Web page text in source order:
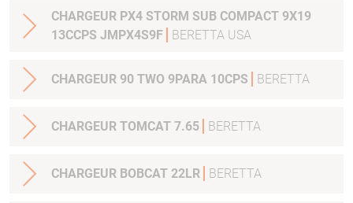
CHARGEUR PX4 STORM SUB COMPACT 9X19
13CCPS JMPX4S9F
BERETTA USA
CHARGEUR 90 TWO 9PARA 10CPS BERETTA
CHARGEUR TOMCAT 7.65 BERETTA
CHARGEUR BOBCAT 22LR BERETTA